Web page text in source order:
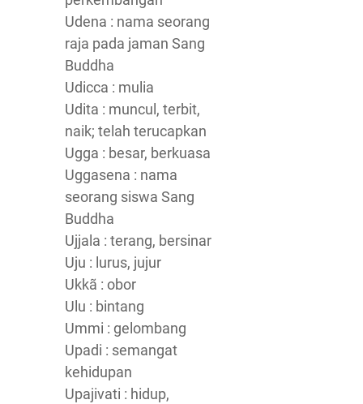
Udena : nama seorang
raja pada jaman Sang
Buddha
Udicca : mulia
Udita : muncul, terbit,
naik; telah terucapkan
Ugga : besar, berkuasa
Uggasena : nama
seorang siswa Sang
Buddha
Ujjala : terang, bersinar
Uju : lurus, jujur
Ukkã : obor
Ulu : bintang
Ummi : gelombang
Upadi : semangat
kehidupan
Upajivati : hidup,